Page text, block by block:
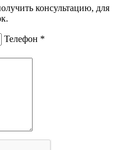
консультацию, для
Телефон *